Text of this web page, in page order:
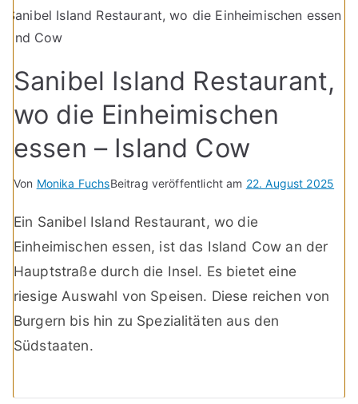
Sanibel Island Restaurant,
wo die Einheimischen
essen – Island Cow
Von Monika FuchsBeitrag veröffentlicht am 22. August 2025
Ein Sanibel Island Restaurant, wo die
Einheimischen essen, ist das Island Cow an der
Hauptstraße durch die Insel. Es bietet eine
riesige Auswahl von Speisen. Diese reichen von
Burgern bis hin zu Spezialitäten aus den
Südstaaten.